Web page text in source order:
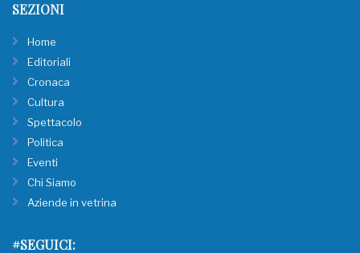
SEZIONI
Home
Editoriali
Cronaca
Cultura
Spettacolo
Politica
Eventi
Chi Siamo
Aziende in vetrina
#SEGUICI: